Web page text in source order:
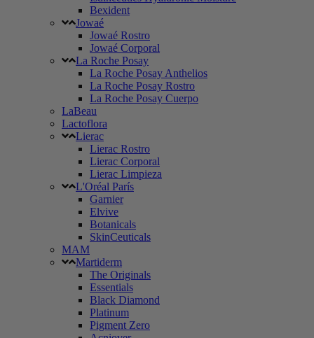
Bexident
Jowaé
Jowaé Rostro
Jowaé Corporal
La Roche Posay
La Roche Posay Anthelios
La Roche Posay Rostro
La Roche Posay Cuerpo
LaBeau
Lactoflora
Lierac
Lierac Rostro
Lierac Corporal
Lierac Limpieza
L'Oréal París
Garnier
Elvive
Botanicals
SkinCeuticals
MAM
Martiderm
The Originals
Essentials
Black Diamond
Platinum
Pigment Zero